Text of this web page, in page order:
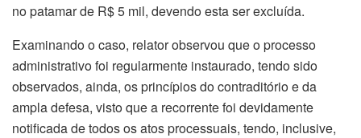
no patamar de R$ 5 mil, devendo esta ser excluída.
Examinando o caso, relator observou que o processo
administrativo foi regularmente instaurado, tendo sido
observados, ainda, os princípios do contraditório e da
ampla defesa, visto que a recorrente foi devidamente
notificada de todos os atos processuais, tendo, inclusive,